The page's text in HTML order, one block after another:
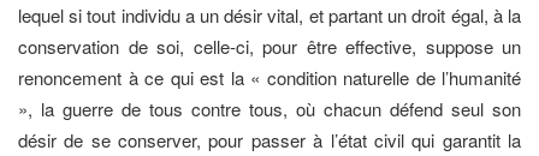
lequel si tout individu a un désir vital, et partant un droit égal, à la
conservation de soi, celle-ci, pour être effective, suppose un
renoncement à ce qui est la « condition naturelle de l’humanité
», la guerre de tous contre tous, où chacun défend seul son
désir de se conserver, pour passer à l’état civil qui garantit la